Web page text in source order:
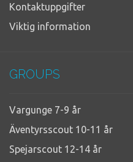
Kontaktuppgifter
Viktig information
GROUPS
Vargunge 7-9 år
Äventyrsscout 10-11 år
Spejarscout 12-14 år